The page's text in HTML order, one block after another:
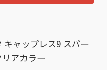
キャップレス9 スパー
アカラー